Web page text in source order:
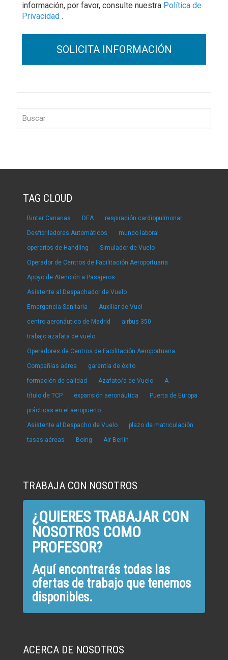
información, por favor, consulte nuestra Política de
Privacidad .
TAG CLOUD
Binter Canarias DEA respiración cardiopulmonar
Desfibriladores Automáticos mundo laboral
operarios de Handling Simulador de Vuelo
Operador de Centros de Facilitación Aeroportuaria
Apoyo de Atención a Pasajeros
Asistente al Despachador de Vuelo
Emergencia Sanitaria Auxiliar de Vuel
centro aeronáutico de Madrid airbus 350
trabajo azafata de vuelo
Operadores de Centros de Facilitación Aeroportuaria
Compañías aérea garantía de éxito
formación de calidad Azafato/a de Vuelo A
título de TCP expansión aeronáutica Puerta de Europa
prácticas en el aeropuerto
Asistente al Despacho de Vuelo plazo de matriculación
tasas aéreas Boing Air Berlín
TRABAJA CON NOSOTROS
¿QUIERES TRABAJAR CON
NOSOTROS COMO
PROFESOR?
Aquí encontrarás todas las
ofertas de trabajo que tenemos
disponibles.
ACERCA DE NOSOTROS